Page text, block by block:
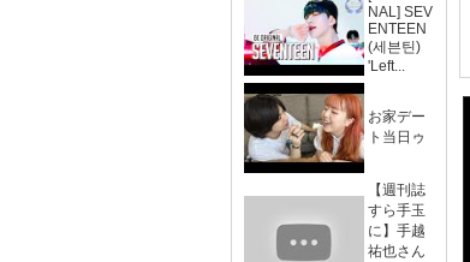
NAL] SEV
ENTEEN
(세븐틴)
'Left...
お家デー
ト当日ゥ
【週刊誌
すら手玉
に】手越
祐也さん